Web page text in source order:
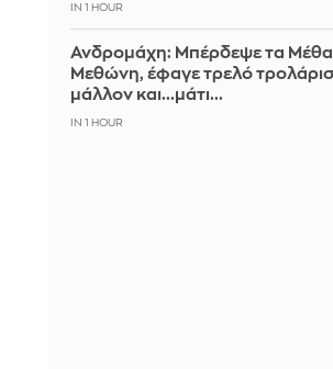
IN 1 HOUR
Ανδρομάχη: Μπέρδεψε τα
Μεθώνη, έφαγε τρελό
μάλλον και...μάτι...
IN 1 HOUR